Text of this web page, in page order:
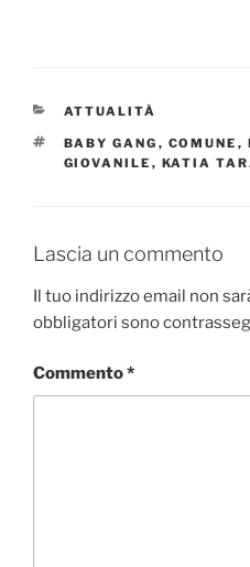
CATEGORIE
ATTUALITÀ
TAG
BABY GANG , COMUNE ,
GIOVANILE , KATIA
Lascia un commento
Il tuo indirizzo email non
obbligatori sono
Commento*